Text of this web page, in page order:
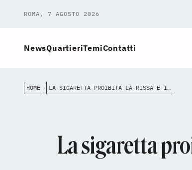
ROMA, 7 AGOSTO 2026
NewsQuartieriTemiContatti
HOME LA-SIGARETTA-PROIBITA-LA-RISSA-E-IL-CADAVERE-IN-CASA-AD-ARDEA-%C3%A8-GIALLO-SULLA-MORTE-DI-FABRIZIO-DE
La sigaretta